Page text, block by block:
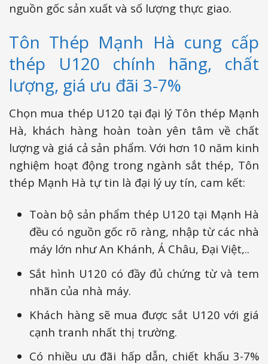
nguồn gốc sản xuất và số lượng thực giao.
Tôn Thép Mạnh Hà cung cấp
thép U120 chính hãng, chất
lượng, giá ưu đãi 3-7%
Chọn mua thép U120 tại đại lý Tôn thép Mạnh
Hà, khách hàng hoàn toàn yên tâm về chất
lượng và giá cả sản phẩm. Với hơn 10 năm kinh
nghiệm hoạt động trong ngành sắt thép, Tôn
thép Mạnh Hà tự tin là đại lý uy tín, cam kết:
Toàn bộ sản phẩm thép U120 tại Mạnh Hà
đều có nguồn gốc rõ ràng, nhập từ các nhà
máy lớn như An Khánh, Á Châu, Đại Việt,..
Sắt hình U120 có đầy đủ chứng từ và tem
nhãn của nhà máy.
Khách hàng sẽ mua được sắt U120 với giá
cạnh tranh nhất thị trường.
Có nhiều ưu đãi hấp dẫn, chiết khấu 3-7%